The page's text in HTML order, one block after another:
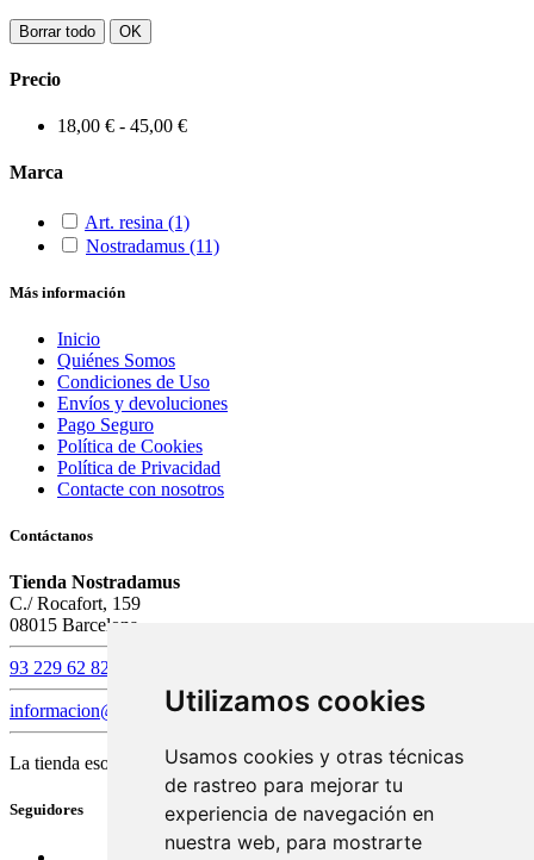
Utilizamos cookies
Usamos cookies y otras técnicas
de rastreo para mejorar tu
experiencia de navegación en
nuestra web, para mostrarte
Borrar todo OK
Precio
18,00 € - 45,00 €
Marca
Art. resina (1)
Nostradamus (11)
Más información
Inicio
Quiénes Somos
Condiciones de Uso
Envíos y devoluciones
Pago Seguro
Política de Cookies
Política de Privacidad
Contacte con nosotros
Contáctanos
Tienda Nostradamus
C./ Rocafort, 159
08015 Barcelona
93 229 62 82
informacion@tiendanostradamus.com
La tienda esotérica y de tarots
Seguidores